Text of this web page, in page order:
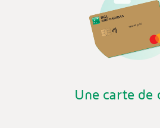
Une carte de